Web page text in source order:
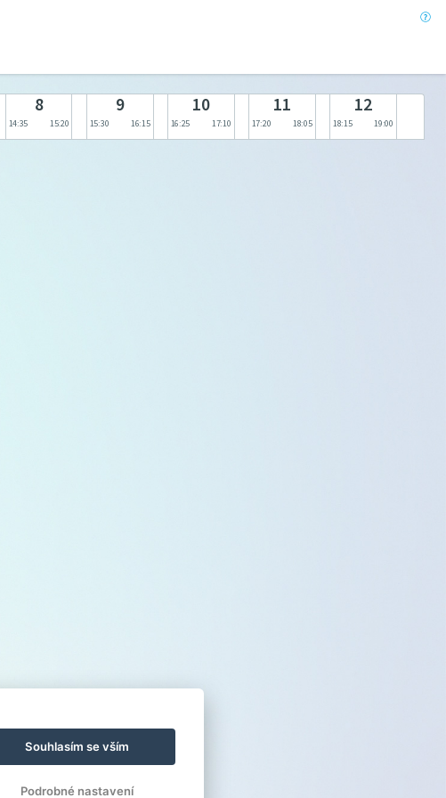
8
14:35 15:20
9
15:30 16:15
10
16:25 17:10
11
17:20 18:05
12
18:15 19:00
Souhlasím se vším
Podrobné nastavení